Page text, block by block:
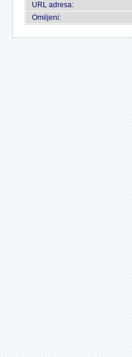
URL adresa:
Omiljeni: